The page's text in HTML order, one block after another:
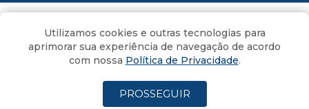
Todos os direitos reservados ao Portal 4oito
Utilizamos cookies e outras tecnologias para
aprimorar sua experiência de navegação de acordo
com nossa Política de Privacidade.
PROSSEGUIR